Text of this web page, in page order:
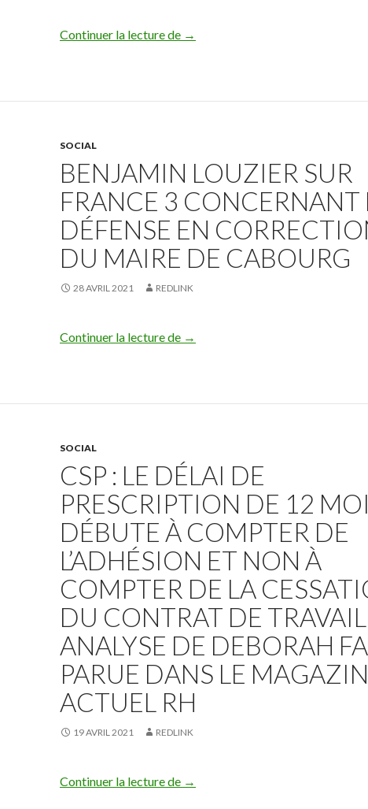
Continuer la lecture de LE GOUVERNEMENT PEUT-IL
→
SOCIAL
BENJAMIN LOUZIER SUR
FRANCE 3 CONCERNANT
DÉFENSE EN
DU MAIRE DE CABOURG
28 AVRIL 2021 REDLINK
Continuer la lecture de Benjamin Louzier sur France 3
→
SOCIAL
CSP : LE DÉLAI DE
PRESCRIPTION DE 12
DÉBUTE À COMPTER DE
L’ADHÉSION ET NON À
COMPTER DE LA
DU CONTRAT DE
ANALYSE DE DEBORAH
PARUE DANS LE
ACTUEL RH
19 AVRIL 2021 REDLINK
Continuer la lecture de CSP : le délai de prescription de
→